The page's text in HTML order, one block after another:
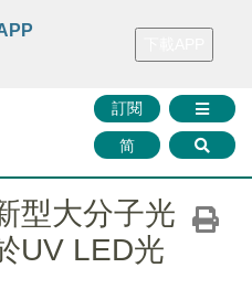
財華證券 媒體矩陣
訂閱
简
型大分子光
UV LED光